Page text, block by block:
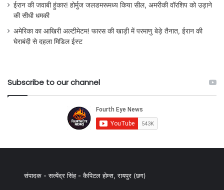
ईरान की जवाबी हुंकार! होर्मुज जलडमरूमध्य किया सील, अमरीकी वॉरशिप को उड़ाने
की सीधी धमकी
अमेरिका का आखिरी अल्टीमेटम! फारस की खाड़ी में परमाणु बेड़े तैनात, ईरान की
घेराबंदी से दहला मिडिल ईस्ट
Subscribe to our channel
संपादक - सत्येंद्र सिंह - कैपिटल होम्स, रायपुर (छग)